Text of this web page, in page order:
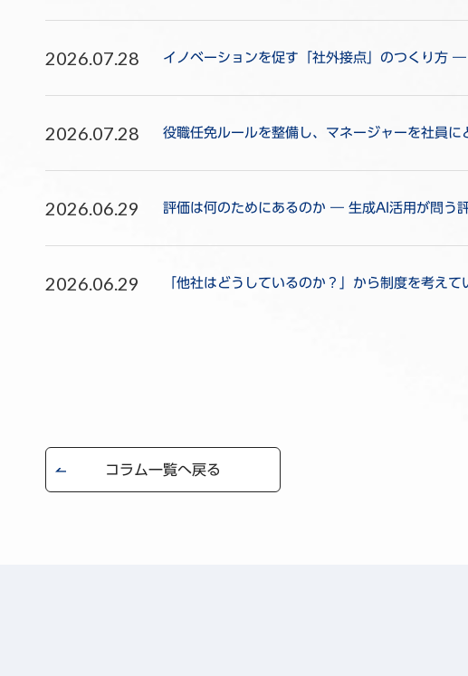
2026.07.28 イノベーションを促す「社外接点」のつくり方
2026.07.28 役職任免ルールを整備し、マネージャーを社員に
2026.06.29 評価は何のためにあるのか ― 生成AI活用が問う
2026.06.29 「他社はどうしているのか？」から制度を考え
コラム一覧へ戻る